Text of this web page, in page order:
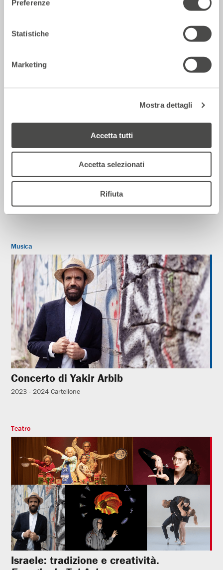
Preferenze
Statistiche
Marketing
Mostra dettagli
Accetta tutti
Accetta selezionati
Rifiuta
Incontri e Libri
Lectio di Haim Baharier
2023 - 2024 Cartellone
Musica
Concerto di Yakir Arbib
2023 - 2024 Cartellone
Teatro
Israele: tradizione e creatività.